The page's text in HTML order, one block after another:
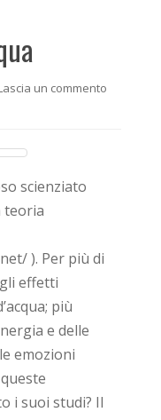
un commento
scienziato
teoria
). Per più di
effetti
più
e delle
emozioni
i suoi studi? Il